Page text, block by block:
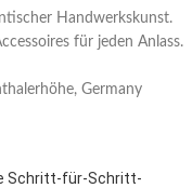
Handwerkskunst.
für jeden Anlass.
Germany
Schritt-für-Schritt-